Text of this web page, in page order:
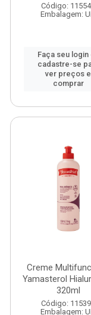
Código:
Embalagem:
Faça seu login
cadastre-se
ver preços e
comprar
Creme
Yamasterol
320ml
Código:
Embalagem: